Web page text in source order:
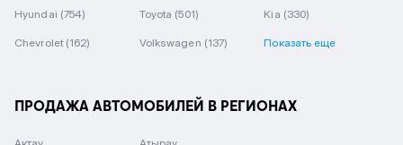
Hyundai (754) Toyota (501) Kia (330)
Chevrolet (162) Volkswagen (137) Показать еще
ПРОДАЖА АВТОМОБИЛЕЙ В РЕГИОНАХ